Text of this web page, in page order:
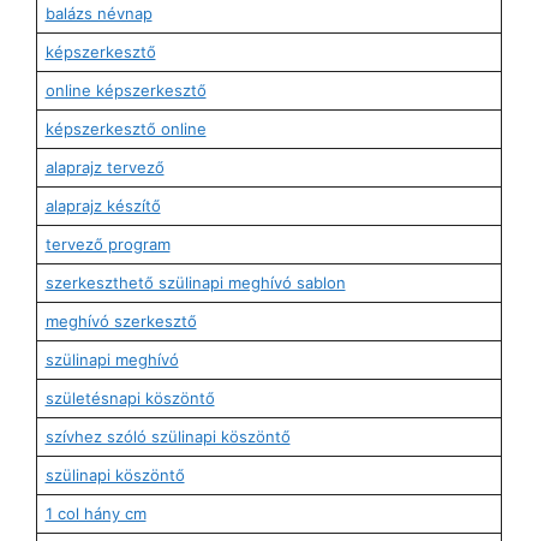
balázs névnap
képszerkesztő
online képszerkesztő
képszerkesztő online
alaprajz tervező
alaprajz készítő
tervező program
szerkeszthető szülinapi meghívó sablon
meghívó szerkesztő
szülinapi meghívó
születésnapi köszöntő
szívhez szóló szülinapi köszöntő
szülinapi köszöntő
1 col hány cm